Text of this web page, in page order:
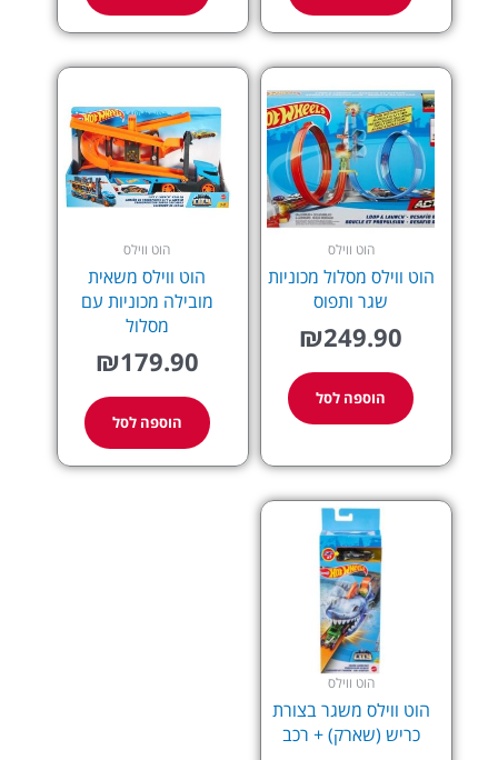
הוט ווילס
הוט ווילס מסלול מכוניות
שגר ותפוס
₪249.90
הוספה לסל
הוט ווילס
הוט ווילס משאית
מובילה מכוניות עם
מסלול
₪179.90
הוספה לסל
הוט ווילס
הוט ווילס משגר בצורת
כריש (שארק) + רכב